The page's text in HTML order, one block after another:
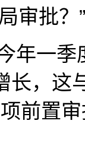
审批？”
年一
长，
前置